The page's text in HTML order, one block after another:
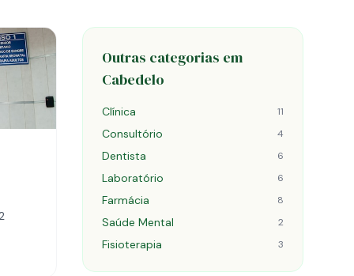
Outras categorias em
Cabedelo
Clínica 11
Consultório 4
Dentista 6
Laboratório 6
Farmácia 8
Saúde Mental 2
Fisioterapia 3